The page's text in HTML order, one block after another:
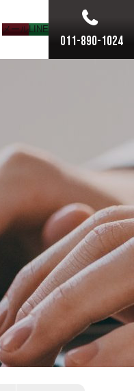
メールLINE
011-890-1024